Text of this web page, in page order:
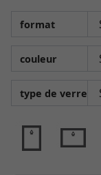
format
couleur
type de verre